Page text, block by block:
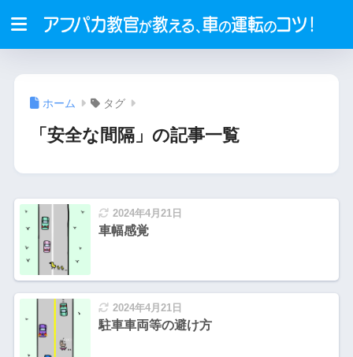
ホーム タグ
「安全な間隔」の記事一覧
2024年4月21日
車幅感覚
2024年4月21日
駐車車両等の避け方